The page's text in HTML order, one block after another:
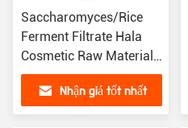
Saccharomyces/Rice
Ferment Filtrate Hala
Cosmetic Raw Materials
Fermentation source
raw material of
cosmetics Các loại kem
Nhận giá tốt nhất